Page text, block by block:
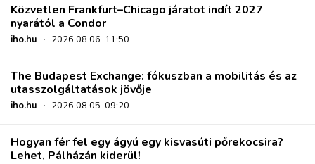
Közvetlen Frankfurt–Chicago járatot indít 2027
nyarától a Condor
iho.hu · 2026.08.06. 11:50
The Budapest Exchange: fókuszban a mobilitás és az
utasszolgáltatások jövője
iho.hu · 2026.08.05. 09:20
Hogyan fér fel egy ágyú egy kisvasúti pőrekocsira?
Lehet, Pálházán kiderül!